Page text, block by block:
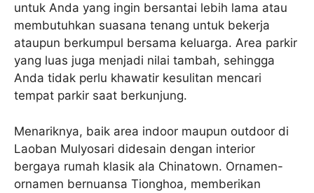
untuk Anda yang ingin bersantai lebih lama atau
membutuhkan suasana tenang untuk bekerja
ataupun berkumpul bersama keluarga. Area parkir
yang luas juga menjadi nilai tambah, sehingga
Anda tidak perlu khawatir kesulitan mencari
tempat parkir saat berkunjung.
Menariknya, baik area indoor maupun outdoor di
Laoban Mulyosari didesain dengan interior
bergaya rumah klasik ala Chinatown. Ornamen-
ornamen bernuansa Tionghoa, memberikan